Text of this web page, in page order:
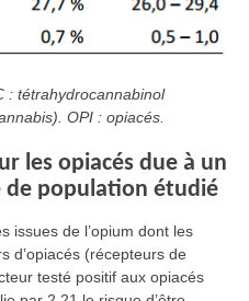
: tétrahydrocannabinol
OPI : opiacés.
les opiacés due à un
de population étudié
issues de l’opium dont les
d’opiacés (récepteurs de
testé positif aux opiacés